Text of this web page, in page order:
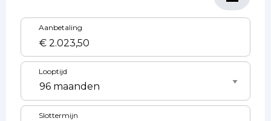
Aanbetaling
Looptijd
Slottermijn